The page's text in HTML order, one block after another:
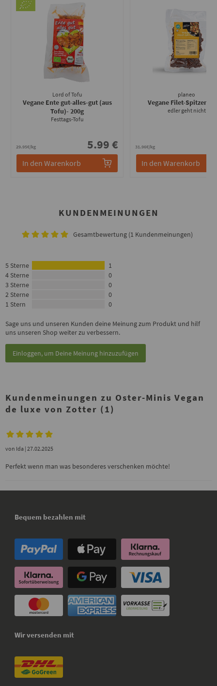
Lord of Tofu
Vegane Ente gut-alles-gut (aus
Tofu)- 200g
Festtags-Tofu
29.95€/kg 5.99 €
In den Warenkorb
planeo
Vegane Filet-Spitzen
edler geht nicht
31.96€/kg
In den Warenkorb
KUNDENMEINUNGEN
Gesamtbewertung (1 Kundenmeinungen)
5 Sterne
1
4 Sterne
0
3 Sterne
0
2 Sterne
0
1 Stern
0
Sage uns und unseren Kunden deine Meinung zum Produkt und hilf
uns unseren Shop weiter zu verbessern.
Einloggen, um Deine Meinung hinzuzufügen
Kundenmeinungen zu Oster-Minis Vegan
de luxe von Zotter (1)
von Ida | 27.02.2025
Perfekt wenn man was besonderes verschenken möchte!
Bequem bezahlen mit
Wir versenden mit